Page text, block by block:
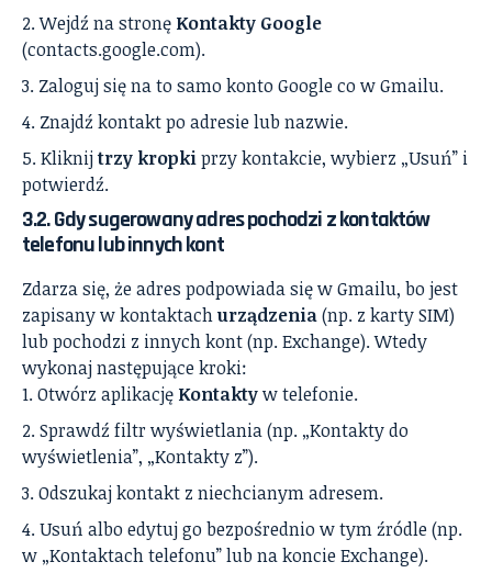
Wejdź na stronę Kontakty Google
(contacts.google.com).
Zaloguj się na to samo konto Google co w Gmailu.
Znajdź kontakt po adresie lub nazwie.
Kliknijtrzy kropkiprzy kontakcie, wybierz „Usuń” i
potwierdź.
3.2. Gdy sugerowany adres pochodzi z kontaktów
telefonu lub innych kont
Zdarza się, że adres podpowiada się w Gmailu, bo jest
zapisany w kontaktachurządzenia(np. z karty SIM)
lub pochodzi z innych kont (np. Exchange). Wtedy
wykonaj następujące kroki:
Otwórz aplikację Kontaktyw telefonie.
Sprawdź filtr wyświetlania (np. „Kontakty do
wyświetlenia”, „Kontakty z”).
Odszukaj kontakt z niechcianym adresem.
Usuń albo edytuj go bezpośrednio w tym źródle (np.
w „Kontaktach telefonu” lub na koncie Exchange).